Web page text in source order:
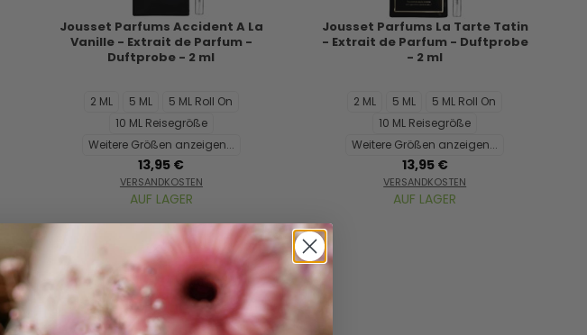
Jousset Parfums Accident A La
Vanille - Extrait de Parfum -
Duftprobe - 2 ml
2 ML 5 ML
5 ML Roll On
10 ML Reisegröße
Weitere Größen anzeigen...
13,95 €
VERSANDKOSTEN
AUF LAGER
Jousset Parfums La Tarte Tatin
- Extrait de Parfum - Duftprobe
- 2 ml
2 ML 5 ML
5 ML Roll On
10 ML Reisegröße
Weitere Größen anzeigen...
13,95 €
VERSANDKOSTEN
AUF LAGER